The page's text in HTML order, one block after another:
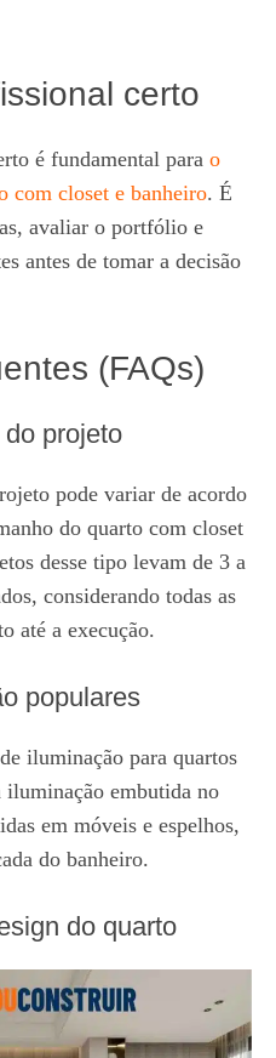
certo
é fundamental para o
com closet e banheiro. É
avaliar o portfólio e
antes de tomar a decisão
(FAQs)
projeto
pode variar de acordo
do quarto com closet
desse tipo levam de 3 a
considerando todas as
até a execução.
populares
iluminação para quartos
iluminação embutida no
em móveis e espelhos,
do banheiro.
do quarto